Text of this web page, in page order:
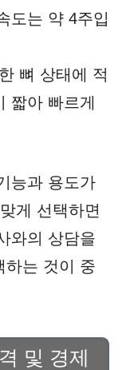
도는 약 4주입
뼈 상태에 적
짧아 빠르게
능과 용도가
게 선택하면
와의 상담을
하는 것이 중
및 경제